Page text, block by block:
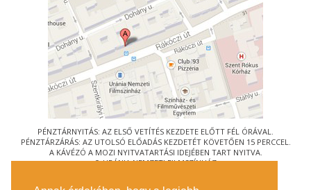
PÉNZTÁRNYITÁS: AZ ELSŐ VETÍTÉS KEZDETE ELŐTT FÉL ÓRÁVAL.
PÉNZTÁRZÁRÁS: AZ UTOLSÓ ELŐADÁS KEZDETÉT KÖVETŐEN 15 PERCCEL.
A KÁVÉZÓ A MOZI NYITVATARTÁSI IDEJÉBEN TART NYITVA.
© URÁNIA NEMZETI FILMSZÍNHÁZ